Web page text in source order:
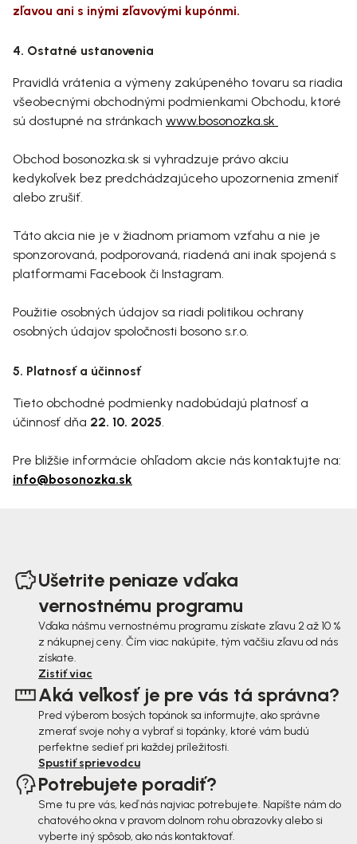
zľavou ani s inými zľavovými kupónmi.
4. Ostatné ustanovenia
Pravidlá vrátenia a výmeny zakúpeného tovaru sa riadia
všeobecnými obchodnými podmienkami Obchodu, ktoré
sú dostupné na stránkach www.bosonozka.sk
Obchod bosonozka.sk si vyhradzuje právo akciu
kedykoľvek bez predchádzajúceho upozornenia zmeniť
alebo zrušiť.
Táto akcia nie je v žiadnom priamom vzťahu a nie je
sponzorovaná, podporovaná, riadená ani inak spojená s
platformami Facebook či Instagram.
Použitie osobných údajov sa riadi politikou ochrany
osobných údajov spoločnosti bosono s.r.o.
5. Platnosť a účinnosť
Tieto obchodné podmienky nadobúdajú platnosť a
účinnosť dňa 22. 10. 2025.
Pre bližšie informácie ohľadom akcie nás kontaktujte na:
info@bosonozka.sk
Ušetrite peniaze vďaka
vernostnému programu
Vďaka nášmu vernostnému programu získate zľavu 2 až 10 %
z nákupnej ceny. Čím viac nakúpite, tým väčšiu zľavu od nás
získate.
Zistiť viac
Aká veľkosť je pre vás tá správna?
Pred výberom bosých topánok sa informujte, ako správne
zmerať svoje nohy a vybrať si topánky, ktoré vám budú
perfektne sedieť pri každej príležitosti.
Spustiť sprievodcu
Potrebujete poradiť?
Sme tu pre vás, keď nás najviac potrebujete. Napíšte nám do
chatového okna v pravom dolnom rohu obrazovky alebo si
vyberte iný spôsob, ako nás kontaktovať.